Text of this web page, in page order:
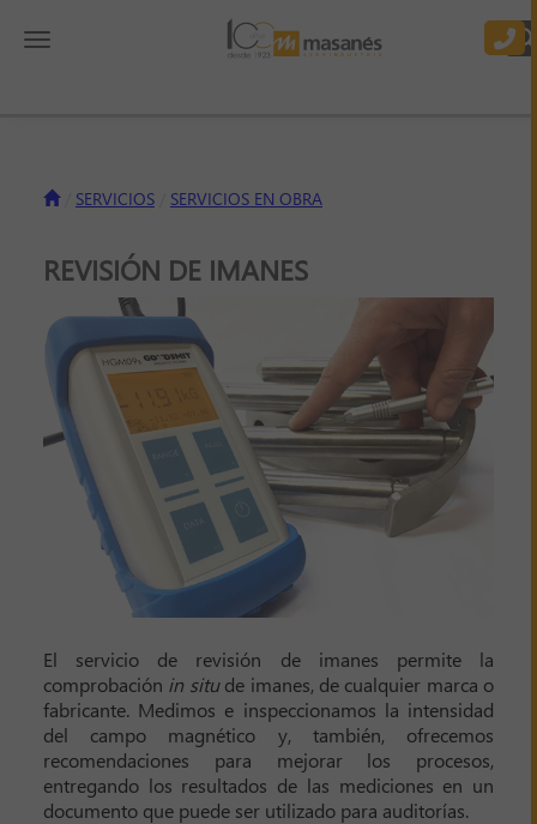
Toggle navigation
SERVICIOS SERVICIOS EN OBRA
REVISIÓN DE IMANES
El servicio de revisión de imanes permite la
comprobación in situde imanes, de cualquier marca o
fabricante. Medimos e inspeccionamos la intensidad
del campo magnético y, también, ofrecemos
recomendaciones para mejorar los procesos,
entregando los resultados de las mediciones en un
documento que puede ser utilizado para auditorías.